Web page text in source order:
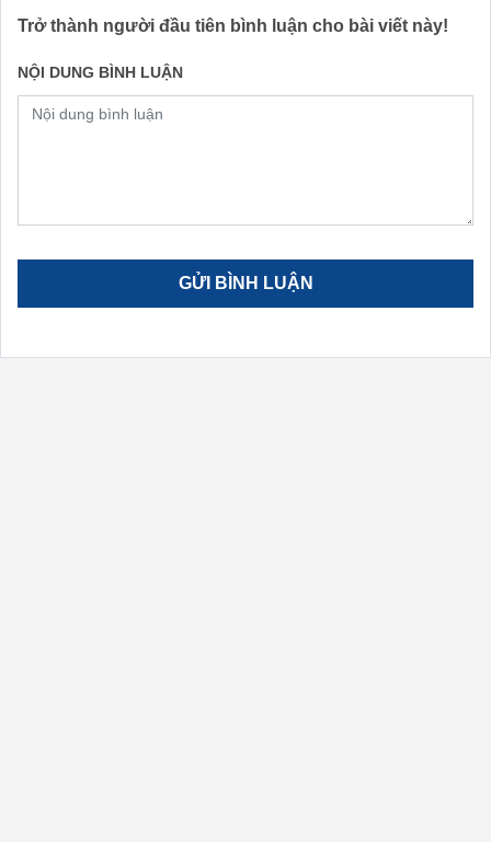
Trở thành người đầu tiên bình luận cho bài viết này!
NỘI DUNG BÌNH LUẬN